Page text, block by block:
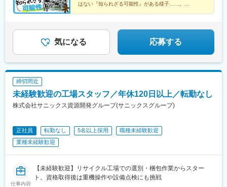
はない『知られざる可能性』がある様子……。
気になる 応募する
締切間近
未経験歓迎の工場スタッフ／年休120日以上／転勤なし
株式会社サニックス資源開発グループ(サニックスグループ)
正社員 転勤なし 5名以上採用
職種未経験歓迎
業種未経験歓迎
仕事内容
【未経験歓迎】リサイクル工場での選別・梱包作業からスター
ト。資格取得後は重機操作や設備点検にも挑戦